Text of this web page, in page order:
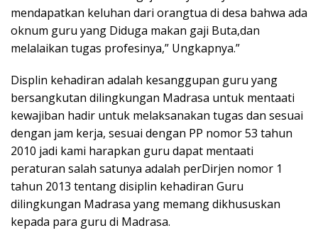
mendapatkan keluhan dari orangtua di desa bahwa ada
oknum guru yang Diduga makan gaji Buta,dan
melalaikan tugas profesinya,” Ungkapnya.”
Displin kehadiran adalah kesanggupan guru yang
bersangkutan dilingkungan Madrasa untuk mentaati
kewajiban hadir untuk melaksanakan tugas dan sesuai
dengan jam kerja, sesuai dengan PP nomor 53 tahun
2010 jadi kami harapkan guru dapat mentaati
peraturan salah satunya adalah perDirjen nomor 1
tahun 2013 tentang disiplin kehadiran Guru
dilingkungan Madrasa yang memang dikhususkan
kepada para guru di Madrasa.